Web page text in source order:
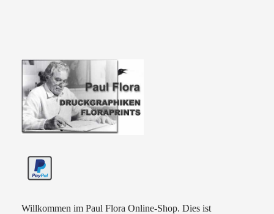
Willkommen im Paul Flora Online-Shop. Dies ist